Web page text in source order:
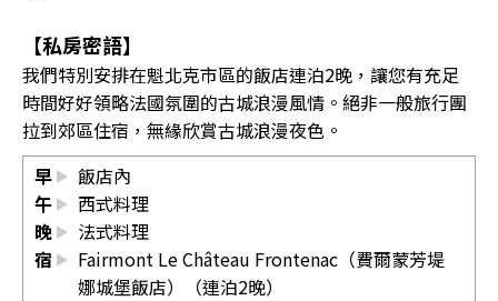
【私房密語】
我們特別安排在魁北克市區的飯店連泊2晚，讓您有充足
時間好好領略法國氛圍的古城浪漫風情。絕非一般旅行團
拉到郊區住宿，無緣欣賞古城浪漫夜色。
早
飯店內
午
西式料理
晚
法式料理
宿
Fairmont Le Château Frontenac（費爾蒙芳堤
娜城堡飯店）（連泊2晚）